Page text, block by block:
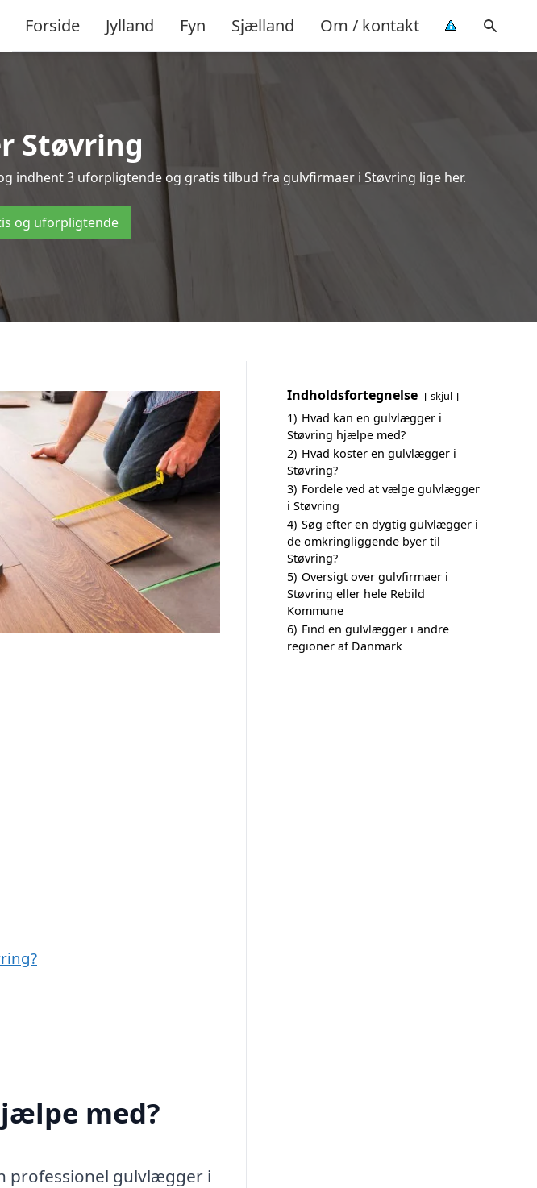
Forside Jylland Fyn Sjælland Om / kontakt
Støvring
indhent 3 uforpligtende og gratis tilbud fra gulvfirmaer i Støvring lige her.
og uforpligtende
med?
professionel gulvlægger i
Indholdsfortegnelse skjul
1) Hvad kan en gulvlægger i
Støvring hjælpe med?
2) Hvad koster en gulvlægger i
Støvring?
3) Fordele ved at vælge gulvlægger
i Støvring
4) Søg efter en dygtig gulvlægger i
de omkringliggende byer til
Støvring?
5) Oversigt over gulvfirmaer i
Støvring eller hele Rebild
Kommune
6) Find en gulvlægger i andre
regioner af Danmark